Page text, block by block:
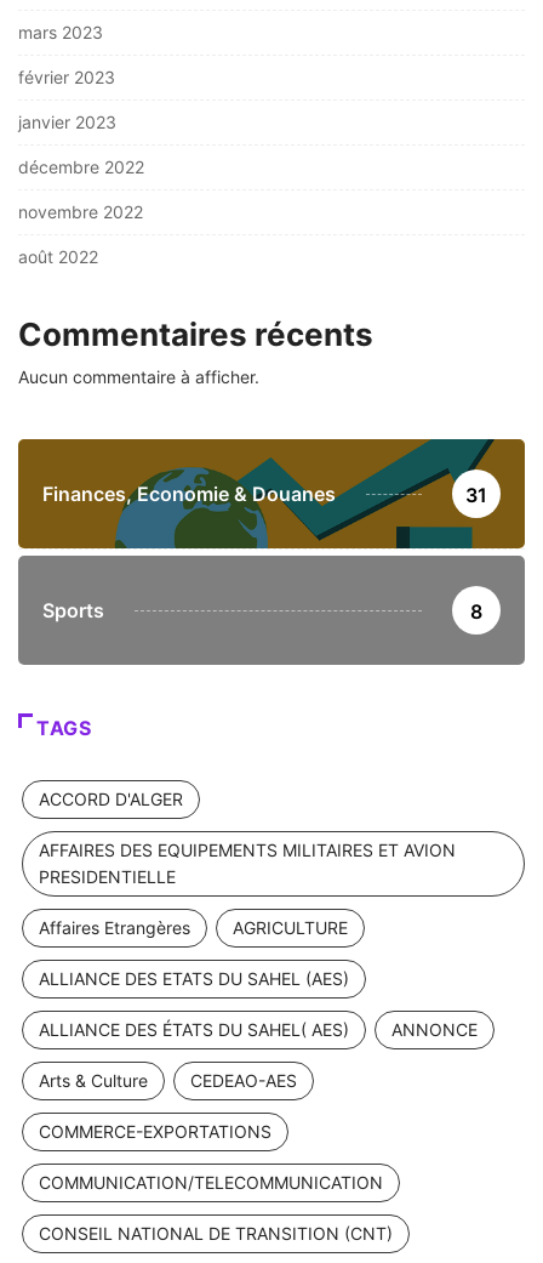
mars 2023
février 2023
janvier 2023
décembre 2022
novembre 2022
août 2022
Commentaires récents
Aucun commentaire à afficher.
Finances, Economie & Douanes 31
Sports 8
TAGS
ACCORD D'ALGER
AFFAIRES DES EQUIPEMENTS MILITAIRES ET AVION
PRESIDENTIELLE
Affaires Etrangères AGRICULTURE
ALLIANCE DES ETATS DU SAHEL (AES)
ALLIANCE DES ÉTATS DU SAHEL( AES) ANNONCE
Arts & Culture CEDEAO-AES
COMMERCE-EXPORTATIONS
COMMUNICATION/TELECOMMUNICATION
CONSEIL NATIONAL DE TRANSITION (CNT)